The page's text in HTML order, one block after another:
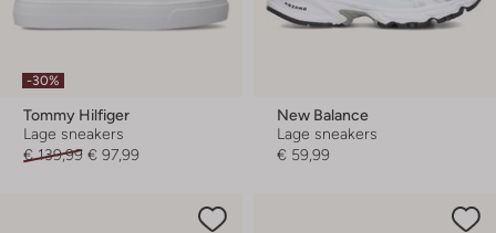
-30%
Tommy Hilfiger
Lage sneakers
€ 139,99 € 97,99
New Balance
Lage sneakers
€ 59,99